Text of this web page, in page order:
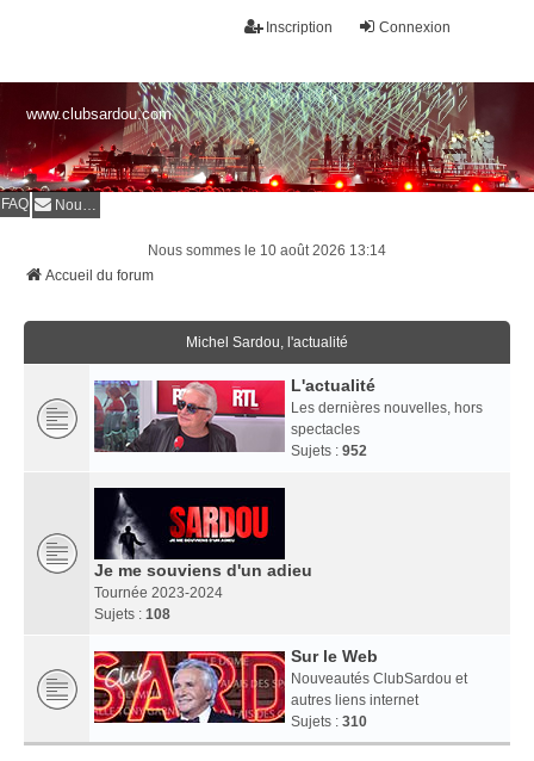
Connexion
Inscription
www.clubsardou.com
FAQ Nous contacter
Nous sommes le 10 août 2026 13:14
Accueil du forum
Michel Sardou, l'actualité
L'actualité
Les dernières nouvelles, hors
spectacles
Sujets : 952
Je me souviens d'un adieu
Tournée 2023-2024
Sujets : 108
Sur le Web
Nouveautés ClubSardou et
autres liens internet
Sujets : 310